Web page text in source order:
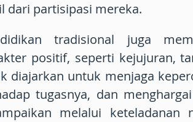
dari partisipasi mereka.
tradisional juga
positif, seperti kejujuran,
diajarkan untuk menjaga
tugasnya, dan
melalui